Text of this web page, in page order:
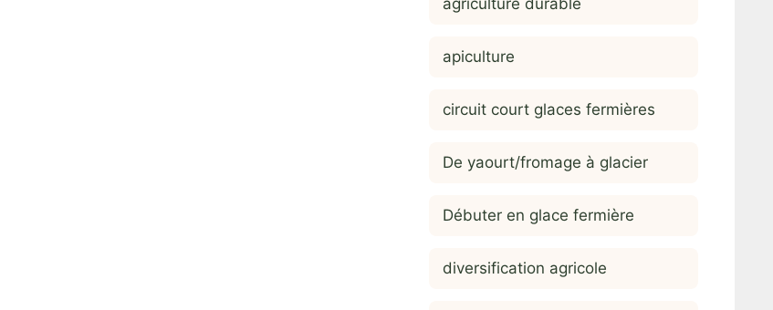
apiculture
circuit court glaces fermières
De yaourt/fromage à glacier
Débuter en glace fermière
diversification agricole